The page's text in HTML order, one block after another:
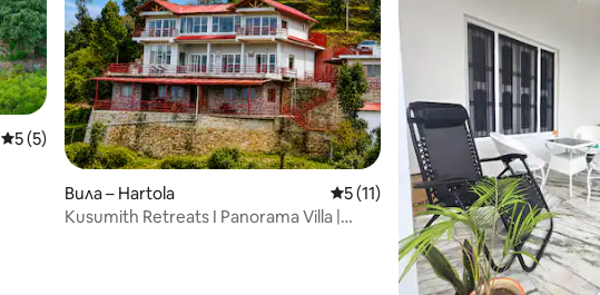
Средна оценка: 5 от 5, 5 отзива
5 (5)
Вила – Hartola Средна оценка: 5 от 5, 11 отзива
5 (11)
Kusumith Retreats I Panorama Villa |